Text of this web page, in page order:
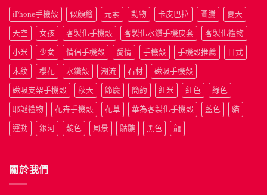
iPhone手機殼 似顏繪 元素 動物 卡皮巴拉 圖騰 夏天
天空 女孩 客製化手機殼 客製化水鑽手機皮套 客製化禮物
小米 少女 情侶手機殼 愛情 手機殼 手機殼推薦 日式
木紋 櫻花 水鑽殼 潮流 石材 磁吸手機殼
磁吸支架手機殼 秋天 節慶 簡約 紅米 紅色 綠色
耶誕禮物 花卉手機殼 花草 華為客製化手機殼 藍色 貓
運動 銀河 靛色 風景 骷髏 黑色 龍
關於我們